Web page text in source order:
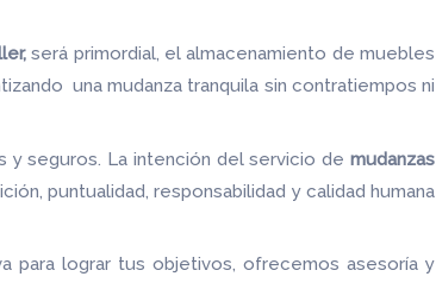
será primordial, el almacenamiento de muebles
una mudanza tranquila sin contratiempos ni
y seguros. La intención del servicio de mudanzas
puntualidad, responsabilidad y calidad humana
para lograr tus objetivos, ofrecemos asesoría y